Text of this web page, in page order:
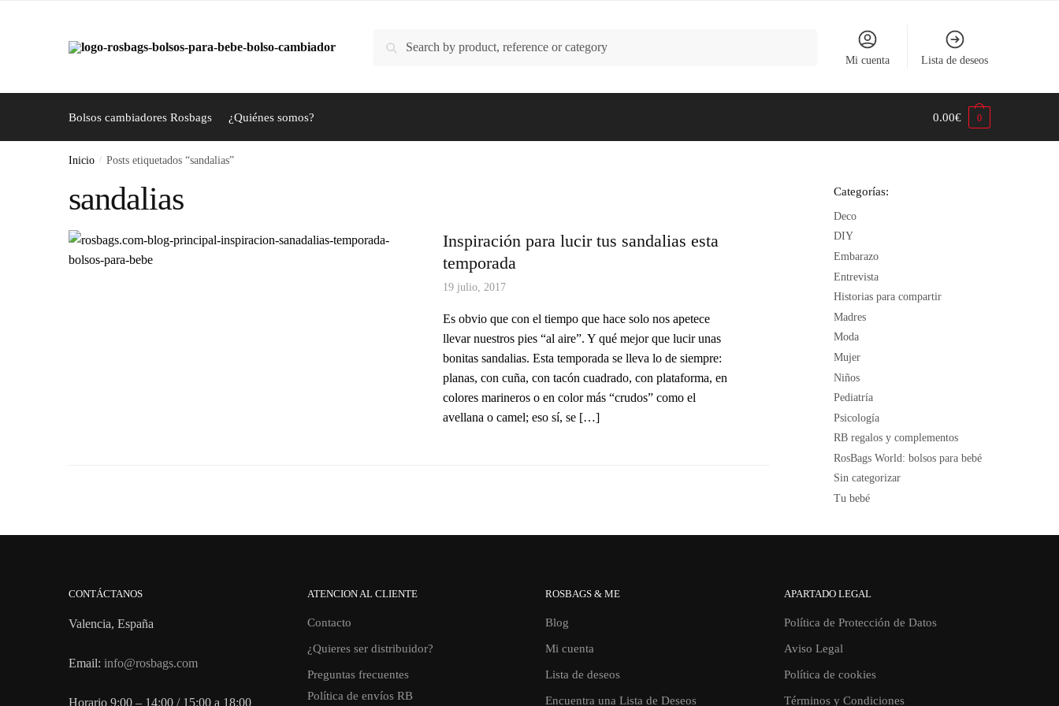
Buscar
Mi cuenta Lista de deseos
Bolsos cambiadores Rosbags ¿Quiénes somos? 0.00€ 0
Inicio / Posts etiquetados “sandalias”
sandalias
Inspiración para lucir tus sandalias esta
temporada
19 julio, 2017
Es obvio que con el tiempo que hace solo nos apetece
llevar nuestros pies “al aire”. Y qué mejor que lucir unas
bonitas sandalias. Esta temporada se lleva lo de siempre:
planas, con cuña, con tacón cuadrado, con plataforma, en
colores marineros o en color más “crudos” como el
avellana o camel; eso sí, se […]
Categorías:
Deco
DIY
Embarazo
Entrevista
Historias para compartir
Madres
Moda
Mujer
Niños
Pediatría
Psicología
RB regalos y complementos
RosBags World: bolsos para bebé
Sin categorizar
Tu bebé
CONTÁCTANOS
Valencia, España
Email: info@rosbags.com
Horario 9:00 – 14:00 / 15:00 a 18:00
ATENCION AL CLIENTE
Contacto
¿Quieres ser distribuidor?
Preguntas frecuentes
Política de envíos RB
ROSBAGS & ME
Blog
Mi cuenta
Lista de deseos
Encuentra una Lista de Deseos
APARTADO LEGAL
Política de Protección de Datos
Aviso Legal
Política de cookies
Términos y Condiciones